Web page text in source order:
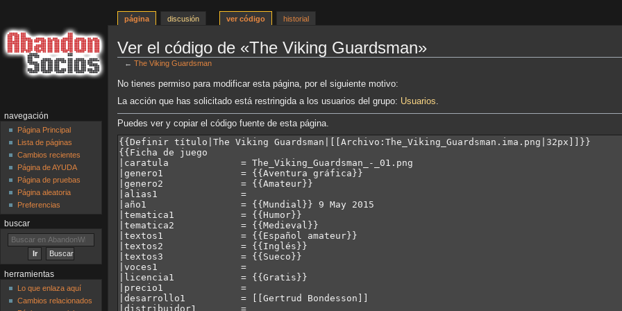
Ver el código de «The Viking Guardsman»
←The Viking Guardsman
Ir
a
navegación
Ir
a
búsqueda
No tienes permiso para modificar esta página, por el siguiente motivo:
La acción que has solicitado está restringida a los usuarios del grupo: Usuarios.
Puedes ver y copiar el código fuente de esta página.
página discusión ver código historial
navegación
Página Principal
Lista de páginas
Cambios recientes
Página de AYUDA
Página de pruebas
Página aleatoria
Preferencias
buscar
herramientas
Lo que enlaza aquí
Cambios relacionados